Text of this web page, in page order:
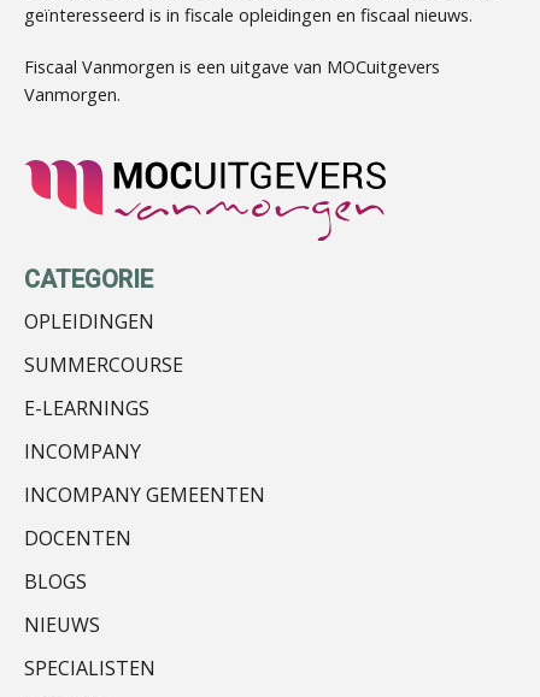
geïnteresseerd is in fiscale opleidingen en fiscaal nieuws.
Fiscaal Vanmorgen is een uitgave van MOCuitgevers
Vanmorgen.
CATEGORIE
OPLEIDINGEN
SUMMERCOURSE
E-LEARNINGS
INCOMPANY
INCOMPANY GEMEENTEN
DOCENTEN
BLOGS
NIEUWS
SPECIALISTEN